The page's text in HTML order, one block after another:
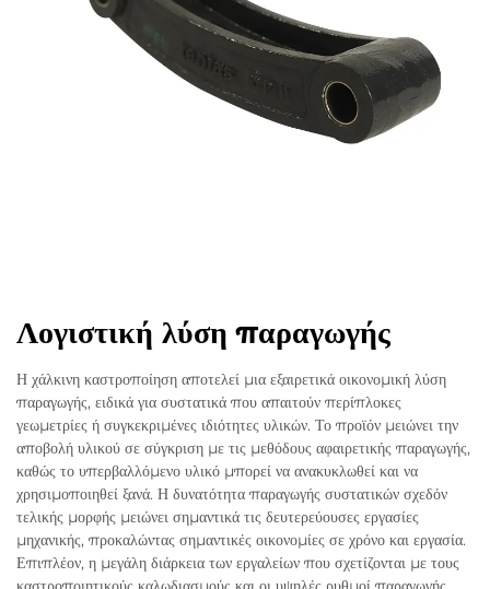
Λογιστική λύση παραγωγής
Η χάλκινη καστροποίηση αποτελεί μια εξαιρετικά οικονομική λύση
παραγωγής, ειδικά για συστατικά που απαιτούν περίπλοκες
γεωμετρίες ή συγκεκριμένες ιδιότητες υλικών. Το προϊόν μειώνει την
αποβολή υλικού σε σύγκριση με τις μεθόδους αφαιρετικής παραγωγής,
καθώς το υπερβαλλόμενο υλικό μπορεί να ανακυκλωθεί και να
χρησιμοποιηθεί ξανά. Η δυνατότητα παραγωγής συστατικών σχεδόν
τελικής μορφής μειώνει σημαντικά τις δευτερεύουσες εργασίες
μηχανικής, προκαλώντας σημαντικές οικονομίες σε χρόνο και εργασία.
Επιπλέον, η μεγάλη διάρκεια των εργαλείων που σχετίζονται με τους